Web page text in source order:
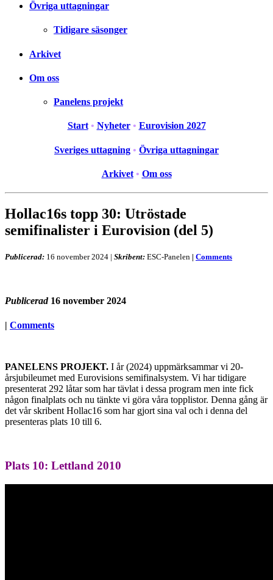
Övriga uttagningar
Tidigare säsonger
Arkivet
Om oss
Panelens projekt
Start • Nyheter • Eurovision 2027
Sveriges uttagning • Övriga uttagningar
Arkivet • Om oss
Hollac16s topp 30: Utröstade
semifinalister i Eurovision (del 5)
Publicerad: 16 november 2024 | Skribent: ESC-Panelen | Comments
Publicerad 16 november 2024
| Comments
PANELENS PROJEKT. I år (2024) uppmärksammar vi 20-
årsjubileumet med Eurovisions semifinalsystem. Vi har tidigare
presenterat 292 låtar som har tävlat i dessa program men inte fick
någon finalplats och nu tänkte vi göra våra topplistor. Denna gång är
det vår skribent Hollac16 som har gjort sina val och i denna del
presenteras plats 10 till 6.
Plats 10: Lettland 2010